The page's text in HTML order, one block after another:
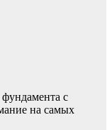
фундамента с
на самых